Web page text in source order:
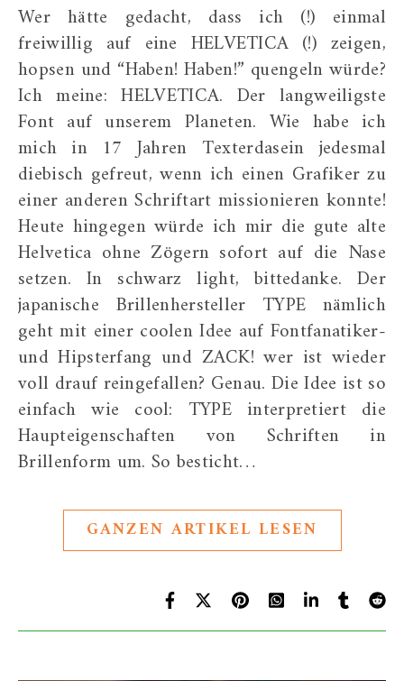
Wer hätte gedacht, dass ich (!) einmal
freiwillig auf eine HELVETICA (!) zeigen,
hopsen und “Haben! Haben!” quengeln würde?
Ich meine: HELVETICA. Der langweiligste
Font auf unserem Planeten. Wie habe ich
mich in 17 Jahren Texterdasein jedesmal
diebisch gefreut, wenn ich einen Grafiker zu
einer anderen Schriftart missionieren konnte!
Heute hingegen würde ich mir die gute alte
Helvetica ohne Zögern sofort auf die Nase
setzen. In schwarz light, bittedanke. Der
japanische Brillenhersteller TYPE nämlich
geht mit einer coolen Idee auf Fontfanatiker-
und Hipsterfang und ZACK! wer ist wieder
voll drauf reingefallen? Genau. Die Idee ist so
einfach wie cool: TYPE interpretiert die
Haupteigenschaften von Schriften in
Brillenform um. So besticht…
GANZEN ARTIKEL LESEN